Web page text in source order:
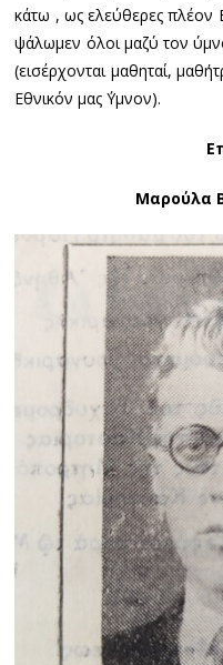
κάτω , ως ελεύθερες
ψάλωμεν όλοι μαζύ τον
(εισέρχονται μαθηταί,
Εθνικόν μας ΄Υμνον).
Μαρούλα